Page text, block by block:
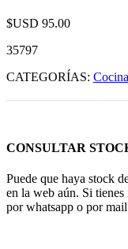
$USD 95.00
35797
CATEGORÍAS: Cocina
CONSULTAR
Puede que haya stock
en la web aún. Si tienes
por whatsapp o por